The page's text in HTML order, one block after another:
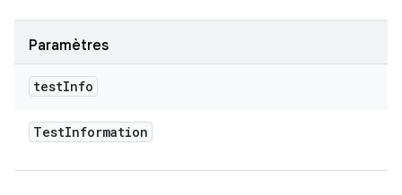
Paramètres
testInfo
TestInformation